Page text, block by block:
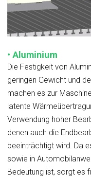
• Aluminium
Die Festigkeit von
geringen Gewicht und
machen es zur
latente
Verwendung hoher
denen auch die
beeinträchtigt wird. Da
sowie in
Bedeutung ist, sorgt es